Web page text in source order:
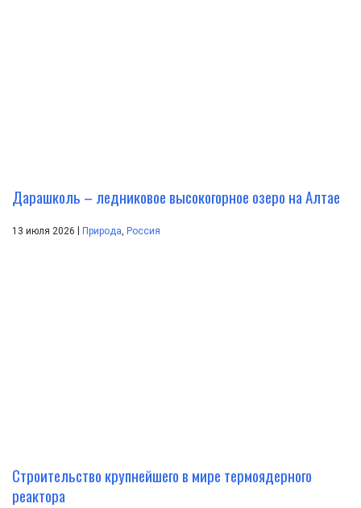
Дарашколь – ледниковое высокогорное озеро на Алтае
13 июля 2026 Природа, Россия
Строительство крупнейшего в мире термоядерного
реактора